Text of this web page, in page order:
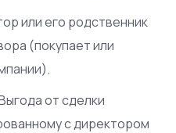
или его родственник
(покупает или
от сделки
с директором